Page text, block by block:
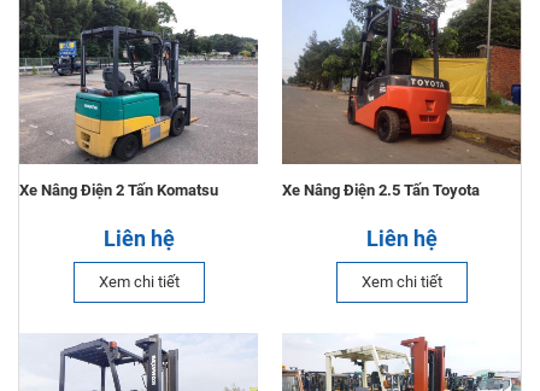
Xe Nâng Điện 2 Tấn Komatsu
Liên hệ
Xem chi tiết
Xe Nâng Điện 2.5 Tấn Toyota
Liên hệ
Xem chi tiết